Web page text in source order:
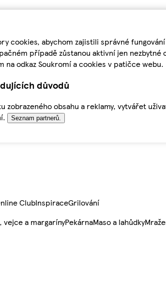
cookies, abychom zajistili správné
případě zůstanou aktivní jen
na odkaz Soukromí a cookies v patičce webu.
důvodů
obsahu a reklamy, vytvářet
Seznam partnerů.
ClubInspiraceGrilování
vejce a margarínyPekárnaMaso a lahůdky